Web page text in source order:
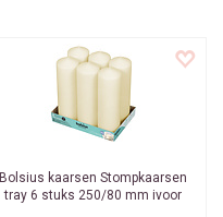
Bolsius kaarsen Stompkaarsen
tray 6 stuks 250/80 mm ivoor